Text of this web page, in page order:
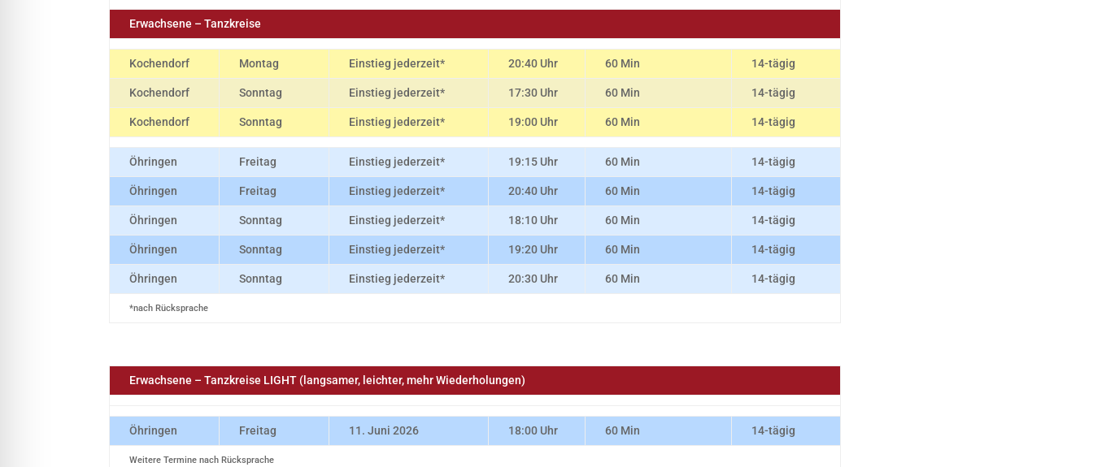
Erwachsene – Tanzkreise
Kochendorf Montag Einstieg jederzeit* 20:40 Uhr 60 Min 14-tägig
Kochendorf Sonntag Einstieg jederzeit* 17:30 Uhr 60 Min 14-tägig
Kochendorf Sonntag Einstieg jederzeit* 19:00 Uhr 60 Min 14-tägig
Öhringen Freitag Einstieg jederzeit* 19:15 Uhr 60 Min 14-tägig
Öhringen Freitag Einstieg jederzeit* 20:40 Uhr 60 Min 14-tägig
Öhringen Sonntag Einstieg jederzeit* 18:10 Uhr 60 Min 14-tägig
Öhringen Sonntag Einstieg jederzeit* 19:20 Uhr 60 Min 14-tägig
Öhringen Sonntag Einstieg jederzeit* 20:30 Uhr 60 Min 14-tägig
*nach Rücksprache
Erwachsene – Tanzkreise LIGHT (langsamer, leichter, mehr Wiederholungen)
Öhringen Freitag 11. Juni 2026 18:00 Uhr 60 Min 14-tägig
Weitere Termine nach Rücksprache